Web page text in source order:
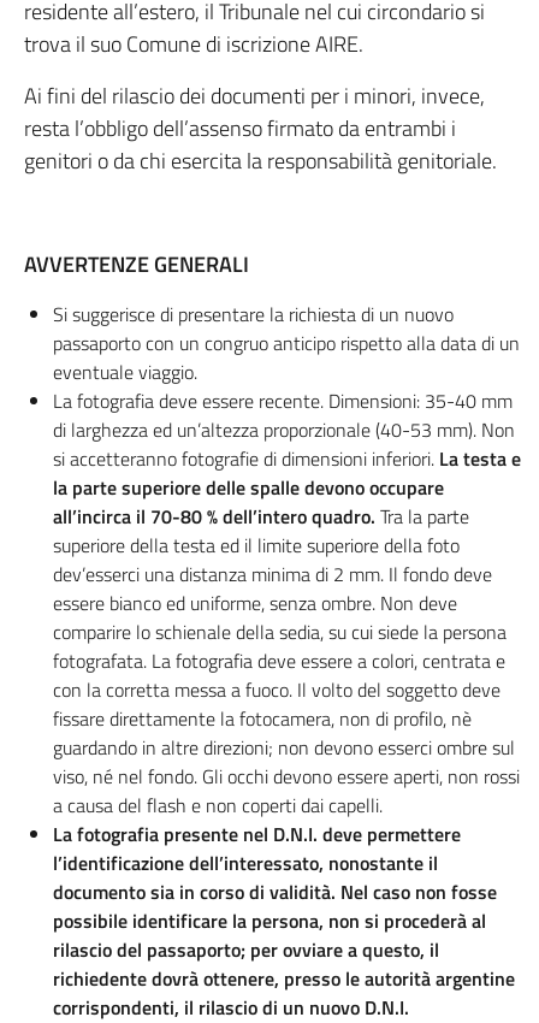
residente all’estero, il Tribunale nel cui circondario si
trova il suo Comune di iscrizione AIRE.
Ai fini del rilascio dei documenti per i minori, invece,
resta l’obbligo dell’assenso firmato da entrambi i
genitori o da chi esercita la responsabilità genitoriale.
AVVERTENZE GENERALI
Si suggerisce di presentare la richiesta di un nuovo
passaporto con un congruo anticipo rispetto alla data di un
eventuale viaggio.
La fotografia deve essere recente. Dimensioni: 35-40 mm
di larghezza ed un’altezza proporzionale (40-53 mm). Non
si accetteranno fotografie di dimensioni inferiori. La testa e
la parte superiore delle spalle devono occupare
all’incirca il 70-80 % dell’intero quadro. Tra la parte
superiore della testa ed il limite superiore della foto
dev’esserci una distanza minima di 2 mm. Il fondo deve
essere bianco ed uniforme, senza ombre. Non deve
comparire lo schienale della sedia, su cui siede la persona
fotografata. La fotografia deve essere a colori, centrata e
con la corretta messa a fuoco. Il volto del soggetto deve
fissare direttamente la fotocamera, non di profilo, nè
guardando in altre direzioni; non devono esserci ombre sul
viso, né nel fondo. Gli occhi devono essere aperti, non rossi
a causa del flash e non coperti dai capelli.
La fotografia presente nel D.N.I. deve permettere
l’identificazione dell’interessato, nonostante il
documento sia in corso di validità. Nel caso non fosse
possibile identificare la persona, non si procederà al
rilascio del passaporto; per ovviare a questo, il
richiedente dovrà ottenere, presso le autorità argentine
corrispondenti, il rilascio di un nuovo D.N.I.